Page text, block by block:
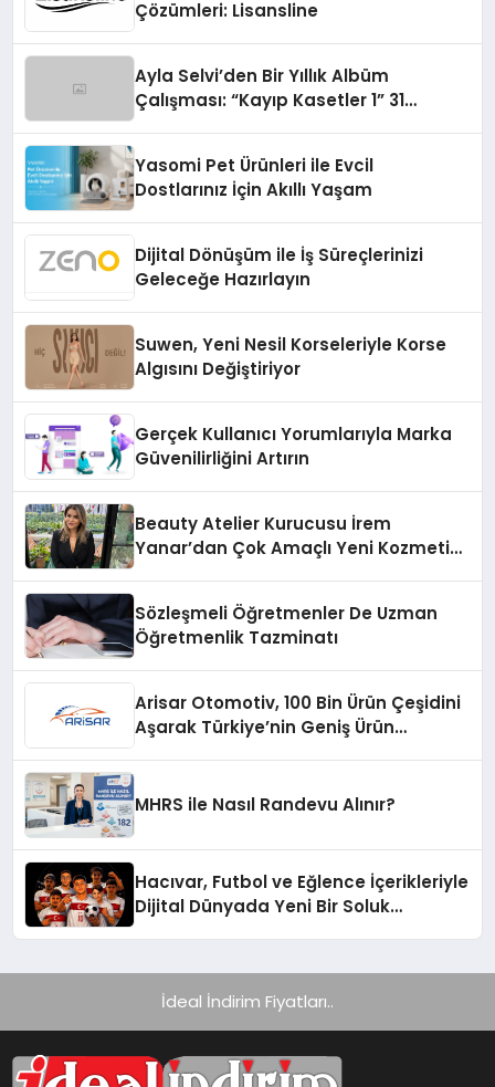
Çözümleri: Lisansline
Ayla Selvi’den Bir Yıllık Albüm
Çalışması: “Kayıp Kasetler 1” 31
Yasomi Pet Ürünleri ile Evcil
Dostlarınız İçin Akıllı Yaşam
Dijital Dönüşüm ile İş Süreçlerinizi
Geleceğe Hazırlayın
Suwen, Yeni Nesil Korseleriyle Korse
Algısını Değiştiriyor
Gerçek Kullanıcı Yorumlarıyla Marka
Güvenilirliğini Artırın
Beauty Atelier Kurucusu İrem
Yanar’dan Çok Amaçlı Yeni Kozmetik
Sözleşmeli Öğretmenler De Uzman
Öğretmenlik Tazminatı
Arisar Otomotiv, 100 Bin Ürün Çeşidini
Aşarak Türkiye’nin Geniş Ürün
MHRS ile Nasıl Randevu Alınır?
Hacıvar, Futbol ve Eğlence İçerikleriyle
Dijital Dünyada Yeni Bir Soluk
İdeal İndirim Fiyatları..